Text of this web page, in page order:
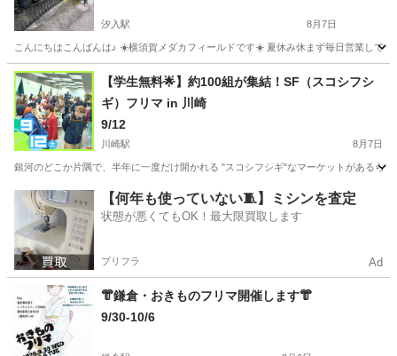
汐入駅 8月7日
こんにちはこんばんは♪ ☀️横須賀メダカフィールドです☀️ 夏休み休まず毎日営業して
神奈川 横須賀市 汐入駅 フリーマーケット メダカ
【学生無料🌟】約100組が集結！SF（スコシフシ
ギ）フリマ in 川崎
9/12
川崎駅 8月7日
銀河のどこか片隅で、半年に一度だけ開かれる "スコシフシギ"なマーケットがあるら
神奈川 川崎市 川崎駅 フリーマーケット 会場
【何年も使っていない🧵】ミシンを査定
状態が悪くてもOK！最大限買取します
プリフラ Ad
👘鎌倉・おきものフリマ開催します👘
9/30-10/6